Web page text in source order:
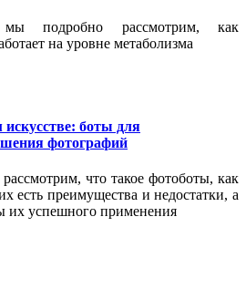
подробно рассмотрим, как
на уровне метаболизма
боты для
фотографий
что такое фотоботы, как
есть преимущества и недостатки, а
их успешного применения